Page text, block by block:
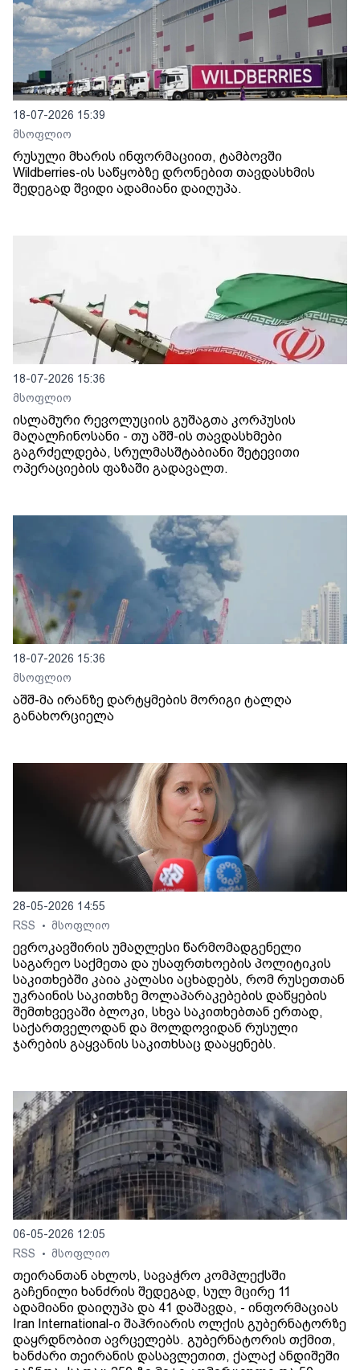
18-07-2026 15:39
მსოფლიო
რუსული მხარის ინფორმაციით, ტამბოვში
Wildberries-ის საწყობზე დრონებით თავდასხმის
შედეგად შვიდი ადამიანი დაიღუპა.
18-07-2026 15:36
მსოფლიო
ისლამური რევოლუციის გუშაგთა კორპუსის
მაღალჩინოსანი - თუ აშშ-ის თავდასხმები
გაგრძელდება, სრულმასშტაბიანი შეტევითი
ოპერაციების ფაზაში გადავალთ.
18-07-2026 15:36
მსოფლიო
აშშ-მა ირანზე დარტყმების მორიგი ტალღა
განახორციელა
28-05-2026 14:55
RSS
• მსოფლიო
ევროკავშირის უმაღლესი წარმომადგენელი
საგარეო საქმეთა და უსაფრთხოების პოლიტიკის
საკითხებში კაია კალასი აცხადებს, რომ რუსეთთან
უკრაინის საკითხზე მოლაპარაკებების დაწყების
შემთხვევაში ბლოკი, სხვა საკითხებთან ერთად,
საქართველოდან და მოლდოვიდან რუსული
ჯარების გაყვანის საკითხსაც დააყენებს.
06-05-2026 12:05
RSS
• მსოფლიო
თეირანთან ახლოს, სავაჭრო კომპლექსში
გაჩენილი ხანძრის შედეგად, სულ მცირე 11
ადამიანი დაიღუპა და 41 დაშავდა, - ინფორმაციას
Iran International-ი შაჰრიარის ოლქის გუბერნატორზე
დაყრდნობით ავრცელებს. გუბერნატორის თქმით,
ხანძარი თეირანის დასავლეთით, ქალაქ ანდიშეში